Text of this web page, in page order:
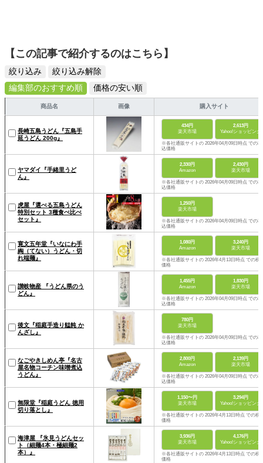
【この記事で紹介するのはこちら】
絞り込み
絞り込み解除
編集部のおすすめ順
価格の安い順
商品名 画像 購入サイト
長崎五島うどん『五島手
延うどん 200g』
434円
楽天市場
2,613円
Yahoo!ショッピング
※各社通販サイトの 2026年04月09日時点 での税
込価格
ヤマダイ『手緒里うど
ん』
2,330円
Amazon
2,430円
楽天市場
※各社通販サイトの 2026年04月09日時点 での税
込価格
虎屋『選べる五島うどん
特別セット 3種食べ比べ
セット』
1,250円
楽天市場
※各社通販サイトの 2026年04月09日時点 での税
込価格
寛文五年堂『いなにわ手
綯（てない）うどん・切
れ端麺』
1,080円
Amazon
3,240円
楽天市場
※各社通販サイトの 2026年4月13日時点 での税
価格
讃岐物産 『うどん県のう
どん』
1,455円
Amazon
1,830円
楽天市場
※各社通販サイトの 2026年04月09日時点 での税
込価格
後文『稲庭手造り饂飩 か
んざし』
780円
楽天市場
※各社通販サイトの 2026年04月09日時点 での税
込価格
なごやきしめん亭『名古
屋名物コーチン味噌煮込
うどん』
2,800円
Amazon
2,139円
楽天市場
※各社通販サイトの 2026年04月09日時点 での税
込価格
無限堂『稲庭うどん 徳用
切り落とし』
1,150〜円
楽天市場
3,294円
Yahoo!ショッピング
※各社通販サイトの 2026年4月13日時点 での税
価格
海津屋 『氷見うどんセッ
ト（細麺4本・極細麺2
本）』
3,936円
楽天市場
4,176円
Yahoo!ショッピング
※各社通販サイトの 2026年4月13日時点 での税
価格